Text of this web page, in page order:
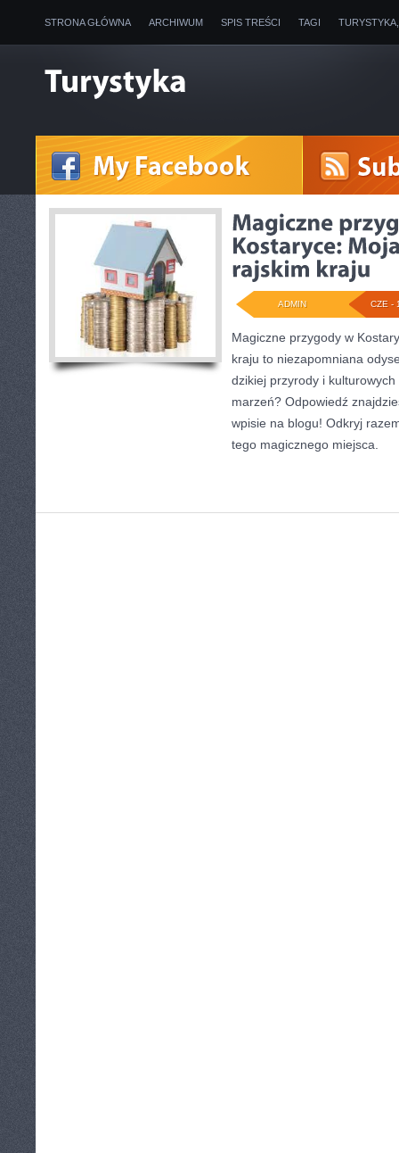
STRONA GŁÓWNA ARCHIWUM SPIS TREŚCI TAGI
CZE -
ADMIN
Magiczne przygody w
kraju to niezapomniana
dzikiej przyrody i
marzeń? Odpowiedź
wpisie na blogu! Odkryj
tego magicznego miejsca.